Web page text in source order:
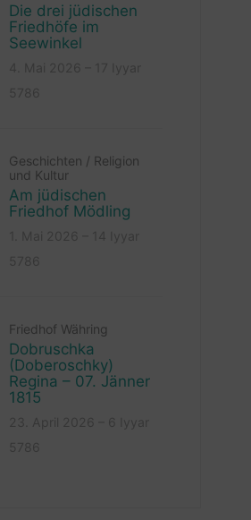
Die drei jüdischen
Friedhöfe im
Seewinkel
Geschichten / Religion
und Kultur
Am jüdischen
Friedhof Mödling
Friedhof Währing
Dobruschka
(Doberoschky)
Regina – 07. Jänner
1815